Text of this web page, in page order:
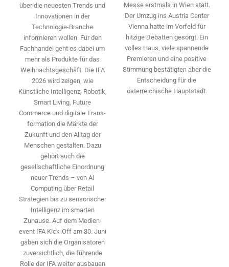
über die neuesten Trends und
Innovationen in der
Technologie-­Branche
informieren wollen. Für den
Fachhandel geht es dabei um
mehr als Produkte für das
Weihnachtsgeschäft: Die IFA
2026 wird ­zeigen, wie
Künstliche Intelligenz, Robotik,
Smart Living, Future
Commerce und digitale Trans­
formation die Märkte der
Zukunft und den Alltag der
Menschen gestalten. Dazu
gehört auch die
gesellschaftliche Einordnung
neuer Trends – von AI
Computing über Retail
Strategien bis zu sensorischer
Intelligenz im smarten
Zuhause. Auf dem Medien­
event IFA Kick-Off am 30. Juni
gaben sich die Organisatoren
zuversichtlich, die führende
Rolle der IFA weiter ausbauen
Messe erstmals in Wien statt.
Der Umzug ins Austria Center
Vienna hatte im Vorfeld für
hitzige Debatten gesorgt. Ein
volles Haus, viele spannende
Premieren und eine positive
Stimmung bestätigten aber die
Entscheidung für die
österreichische Hauptstadt.